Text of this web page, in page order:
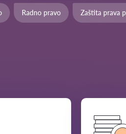
Radno pravo Zaštita prava